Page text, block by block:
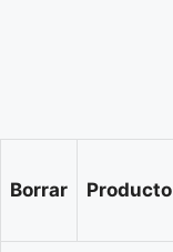
Borrar Producto